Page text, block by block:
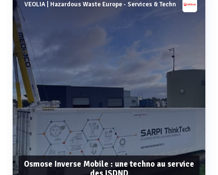
Voir plus
VEOLIA | Hazardous Waste Europe - Services & Techn
Osmose Inverse Mobile : une techno au service